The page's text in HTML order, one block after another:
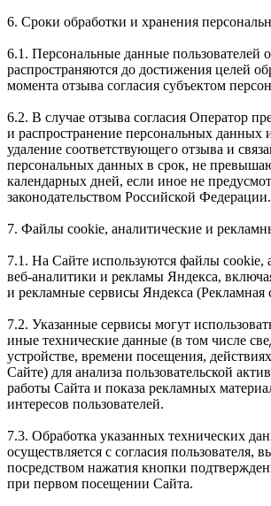
6. Сроки обработки и хранения
6.1. Персональные данные пользователей
распространяются до достижения целей
момента отзыва согласия субъектом
6.2. В случае отзыва согласия Оператор
и распространение персональных данных
удаление соответствующего отзыва и
персональных данных в срок, не
календарных дней, если иное не
законодательством Российской Федерации.
7. Файлы cookie, аналитические и
7.1. На Сайте используются файлы cookie,
веб-аналитики и рекламы Яндекса,
и рекламные сервисы Яндекса (Рекламная
7.2. Указанные сервисы могут
иные технические данные (в том числе
устройстве, времени посещения,
Сайте) для анализа пользовательской
работы Сайта и показа рекламных
интересов пользователей.
7.3. Обработка указанных технических
осуществляется с согласия пользователя,
посредством нажатия кнопки
при первом посещении Сайта.